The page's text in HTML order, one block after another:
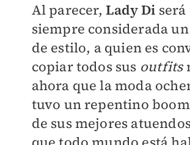
Al parecer, Lady Di
siempre considerada
de estilo, a quien es
copiar todos sus outfits
ahora que la moda
tuvo un repentino
de sus mejores